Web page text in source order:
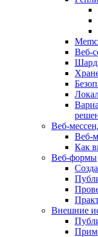
Веб-
Веб-
Веб-
Как
Веб-формы
Внешние